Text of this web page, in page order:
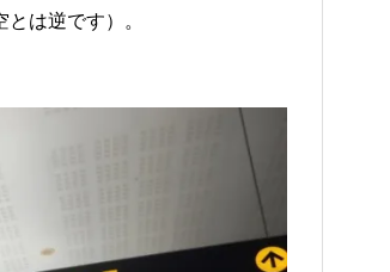
は逆です）。